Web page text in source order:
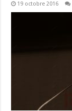
19 octobre 2016